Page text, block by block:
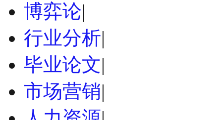
博弈论|
行业分析|
毕业论文|
市场营销|